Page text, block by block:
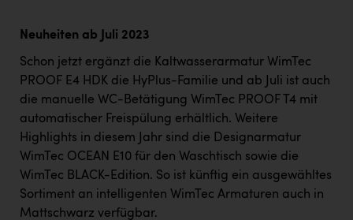
Neuheiten ab Juli 2023
Schon jetzt ergänzt die Kaltwasserarmatur WimTec
PROOF E4 HDK die HyPlus-Familie und ab Juli ist auch
die manuelle WC-Betätigung WimTec PROOF T4 mit
automatischer Freispülung erhältlich. Weitere
Highlights in diesem Jahr sind die Designarmatur
WimTec OCEAN E10 für den Waschtisch sowie die
WimTec BLACK-Edition. So ist künftig ein ausgewähltes
Sortiment an intelligenten WimTec Armaturen auch in
Mattschwarz verfügbar.